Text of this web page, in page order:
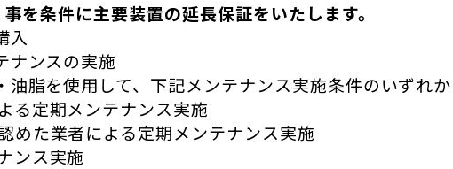
を条件に主要装置の延長保証をいたします。
入
ナンスの実施
油脂を使用して、下記メンテナンス実施条件のいずれ
る定期メンテナンス実施
めた業者による定期メンテナンス実施
ンス実施